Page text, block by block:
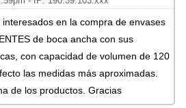
en la compra de envases
de boca ancha con sus
con capacidad de volumen de 120
las medidas más aproximadas.
de los productos. Gracias